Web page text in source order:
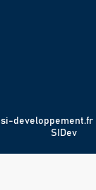
si-developpement.fr
SIDev